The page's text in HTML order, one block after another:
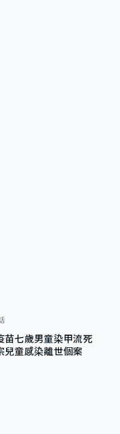
苗七歲男童染甲流死
童感染離世個案